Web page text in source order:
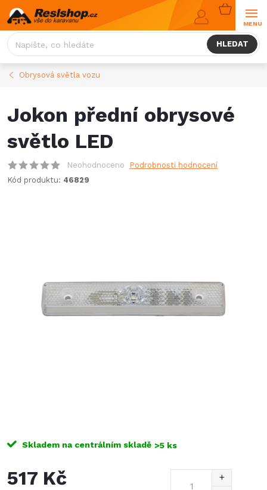
Přejít
na
obsah
HLEDAT
NÁKUPNÍ
KOŠÍK
Obrysová světla vozu
Jokon přední obrysové
světlo LED
Neohodnoceno
Podrobnosti hodnocení
Kód produktu: 46829
Skladem na centrálním skladě >5 ks
517 Kč